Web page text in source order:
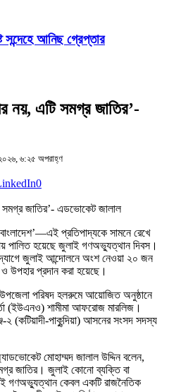
সন্দেহে আনিছ গ্রেপ্তার
নয়, এটি সমগ্র জাতির’-
৬:২৫ অপরাহ্ণ
0
প্রতিপাদ্যকে সামনে রেখে
পালিত হয়েছে জুলাই গণঅভ্যুত্থান দিবস।
জুলাই আন্দোলনে অংশ নেওয়া ২০ জন
ও উপহার প্রদান করা হয়েছে।
পরিষদ হলরুমে আয়োজিত অনুষ্ঠানে
(ইউএনও) শামীমা আফরোজ মারলিজ।
২ (কটিয়াদী-পাকুন্দিয়া) আসনের সংসদ সদস্য
মোহাম্মদ জালাল উদ্দিন বলেন,
জাতির। জুলাই কোনো ব্যক্তি বা
গণঅভ্যুত্থান কেবল একটি রাজনৈতিক